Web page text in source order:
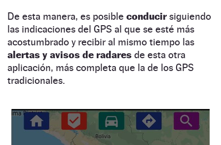
De esta manera, es posible conducirsiguiendo
las indicaciones del GPS al que se esté más
acostumbrado y recibir al mismo tiempo las
alertas y avisos de radares de esta otra
aplicación, más completa que la de los GPS
tradicionales.